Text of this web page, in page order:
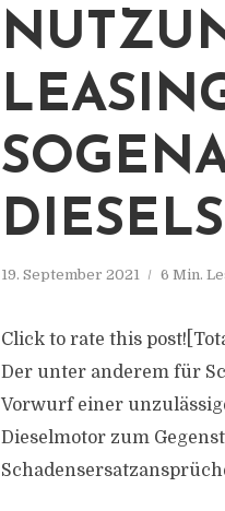
19. September 2021 6 Min.
Click to rate this
Der unter anderem für
Vorwurf einer
Dieselmotor zum